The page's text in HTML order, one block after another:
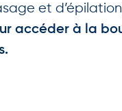
et
accéder à la